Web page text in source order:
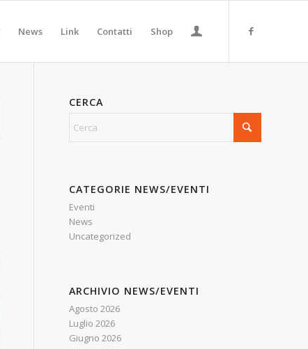
News Link Contatti Shop
CERCA
CATEGORIE NEWS/EVENTI
Eventi
News
Uncategorized
ARCHIVIO NEWS/EVENTI
Agosto 2026
Luglio 2026
Giugno 2026